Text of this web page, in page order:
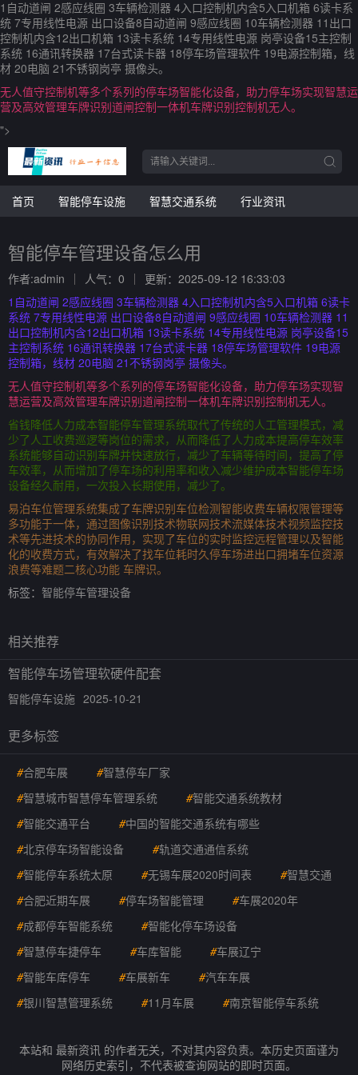
1自动道闸 2感应线圈 3车辆检测器 4入口控制机内含5入口机箱 6读卡系
统 7专用线性电源 出口设备8自动道闸 9感应线圈 10车辆检测器 11出口
控制机内含12出口机箱 13读卡系统 14专用线性电源 岗亭设备15主控制
系统 16通讯转换器 17台式读卡器 18停车场管理软件 19电源控制箱，线
材 20电脑 21不锈钢岗亭 摄像头。
无人值守控制机等多个系列的停车场智能化设备，助力停车场实现智慧运
营及高效管理车牌识别道闸控制一体机车牌识别控制机无人。
">
首页 智能停车设施 智慧交通系统 行业资讯
智能停车管理设备怎么用
作者:admin 人气：0
更新：2025-09-12 16:33:03
1自动道闸 2感应线圈 3车辆检测器 4入口控制机内含5入口机箱 6读卡
系统 7专用线性电源 出口设备8自动道闸 9感应线圈 10车辆检测器 11
出口控制机内含12出口机箱 13读卡系统 14专用线性电源 岗亭设备15
主控制系统 16通讯转换器 17台式读卡器 18停车场管理软件 19电源
控制箱，线材 20电脑 21不锈钢岗亭 摄像头。
无人值守控制机等多个系列的停车场智能化设备，助力停车场实现智
慧运营及高效管理车牌识别道闸控制一体机车牌识别控制机无人。
省钱降低人力成本智能停车管理系统取代了传统的人工管理模式，减
少了人工收费巡逻等岗位的需求，从而降低了人力成本提高停车效率
系统能够自动识别车牌并快速放行，减少了车辆等待时间，提高了停
车效率，从而增加了停车场的利用率和收入减少维护成本智能停车场
设备经久耐用，一次投入长期使用，减少了。
易泊车位管理系统集成了车牌识别车位检测智能收费车辆权限管理等
多功能于一体，通过图像识别技术物联网技术流媒体技术视频监控技
术等先进技术的协同作用，实现了车位的实时监控远程管理以及智能
化的收费方式，有效解决了找车位耗时久停车场进出口拥堵车位资源
浪费等难题二核心功能 车牌识。
标签： 智能停车管理设备
相关推荐
智能停车场管理软硬件配套
智能停车设施 2025-10-21
更多标签
#合肥车展 #智慧停车厂家
#智慧城市智慧停车管理系统 #智能交通系统教材
#智能交通平台 #中国的智能交通系统有哪些
#北京停车场智能设备 #轨道交通通信系统
#智能停车系统太原 #无锡车展2020时间表 #智慧交通
#合肥近期车展 #停车场智能管理 #车展2020年
#成都停车智能系统 #智能化停车场设备
#智慧停车捷停车 #车库智能 #车展辽宁
#智能车库停车 #车展新车 #汽车车展
#银川智慧管理系统 #11月车展 #南京智能停车系统
本站和 最新资讯 的作者无关，不对其内容负责。本历史页面谨为
网络历史索引，不代表被查询网站的即时页面。